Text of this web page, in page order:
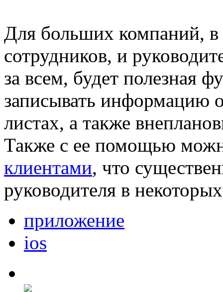
Для больших компаний, в
сотрудников, и
за всем, будет полезная
записывать информацию
листах, а также
Также с ее помощью
клиентами, что
руководителя в
приложение
ios